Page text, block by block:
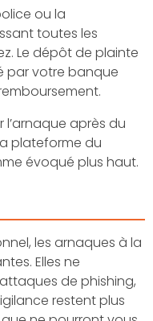
ou la
toutes les
Le dépôt de plainte
par votre banque
l’arnaque après du
plateforme du
évoqué plus haut.
les arnaques à la
Elles ne
de phishing,
restent plus